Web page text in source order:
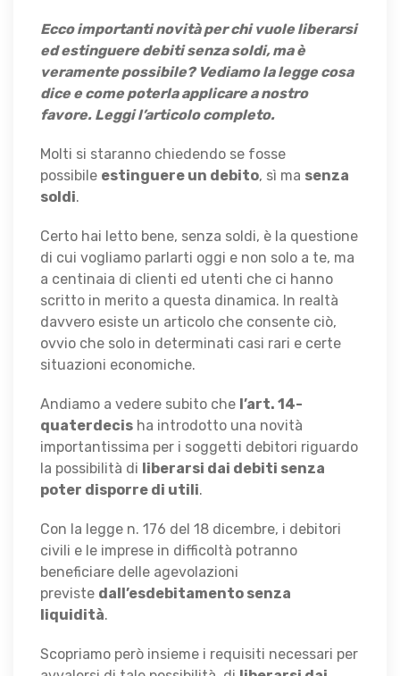
Ecco importanti novità per chi vuole liberarsi
ed estinguere debiti senza soldi, ma è
veramente possibile? Vediamo la legge cosa
dice e come poterla applicare a nostro
favore. Leggi l’articolo completo.
Molti si staranno chiedendo se fosse
possibile estinguere un debito, sì ma senza
soldi.
Certo hai letto bene, senza soldi, è la questione
di cui vogliamo parlarti oggi e non solo a te, ma
a centinaia di clienti ed utenti che ci hanno
scritto in merito a questa dinamica. In realtà
davvero esiste un articolo che consente ciò,
ovvio che solo in determinati casi rari e certe
situazioni economiche.
Andiamo a vedere subito che l’art. 14-
quaterdecis ha introdotto una novità
importantissima per i soggetti debitori riguardo
la possibilità di liberarsi dai debiti senza
poter disporre di utili.
Con la legge n. 176 del 18 dicembre, i debitori
civili e le imprese in difficoltà potranno
beneficiare delle agevolazioni
previste dall’esdebitamento senza
liquidità.
Scopriamo però insieme i requisiti necessari per